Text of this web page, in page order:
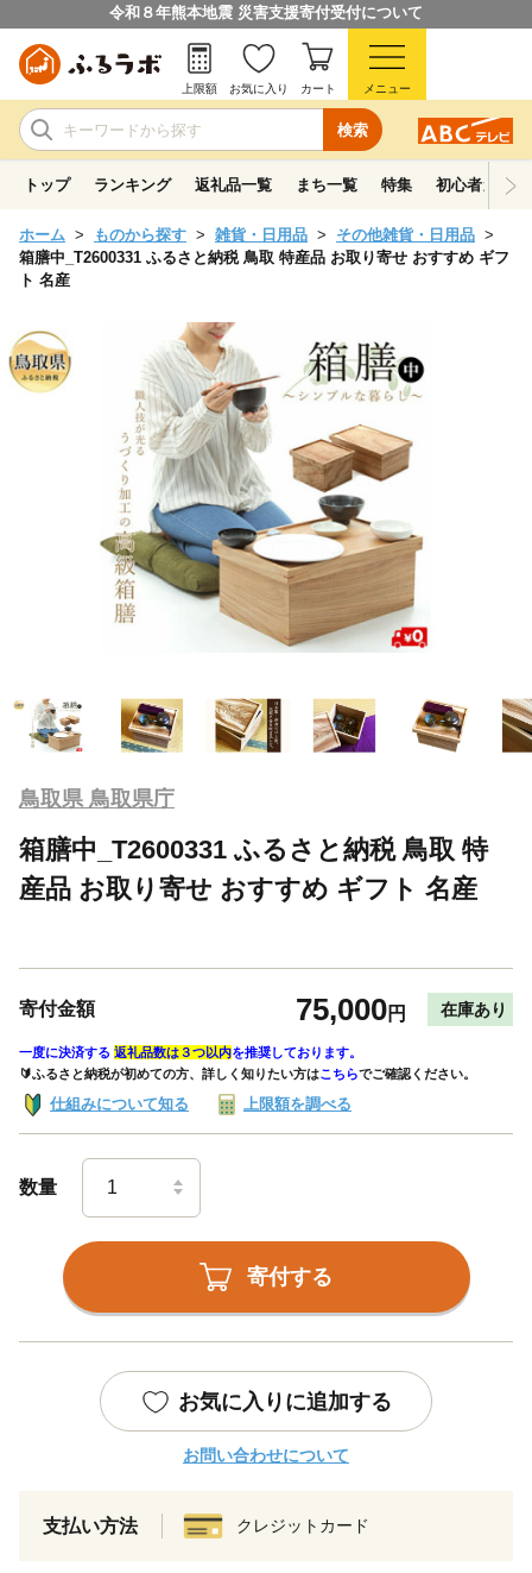
令和８年熊本地震 災害支援寄付受付について
検索
上限額 お気に入り カート メニュー
トップ ランキング 返礼品一覧 まち一覧 特集 初心者ガイド
ホーム ものから探す 雑貨・日用品
その他雑貨・日用品
箱膳中_T2600331 ふるさと納税 鳥取 特産品 お取り寄せ おすすめ ギフ
ト 名産
鳥取県 鳥取県庁
箱膳中_T2600331 ふるさと納税 鳥取 特
産品 お取り寄せ おすすめ ギフト 名産
寄付金額 75,000円 在庫あり
一度に決済する 返礼品数は３つ以内を推奨しております。
🔰ふるさと納税が初めての方、詳しく知りたい方はこちらでご確認ください。
仕組みについて知る 上限額を調べる
数量
寄付する
お気に入りに追加する
お問い合わせについて
支払い方法 クレジットカード